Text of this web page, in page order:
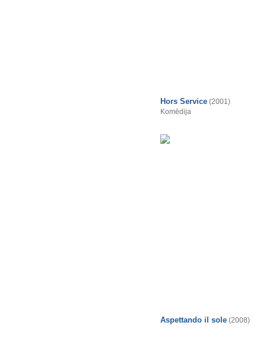
Hors Service (2001)
Komēdija
Aspettando il sole (2008)